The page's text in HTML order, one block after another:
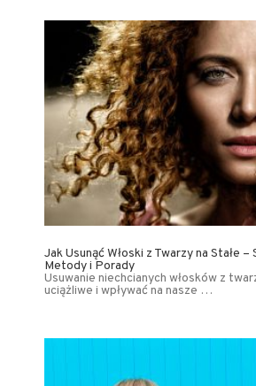
Jak Usunąć Włoski z Twarzy na Stałe
Metody i Porady
Usuwanie niechcianych włosków z
uciążliwe i wpływać na nasze …